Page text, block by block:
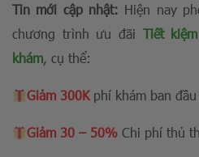
Tin mới cập nhật: Hiện nay
chương trình ưu đãi Tiết
khám, cụ thể:
Giảm 300Kphí khám ban
Giảm 30 – 50% Chi phí thủ